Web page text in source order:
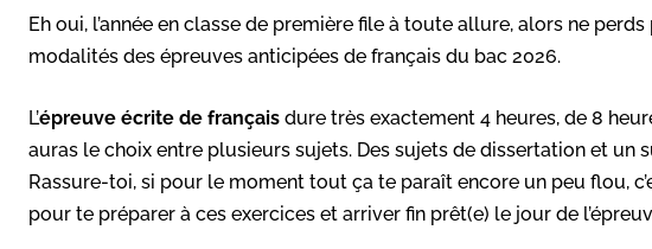
Eh oui, l’année en classe de première file à toute allure, alors ne
modalités des épreuves anticipées de français du bac 2026.
L’épreuve écrite de français dure très exactement 4 heures, de 8
auras le choix entre plusieurs sujets. Des sujets de dissertation et un
Rassure-toi, si pour le moment tout ça te paraît encore un peu flou,
pour te préparer à ces exercices et arriver fin prêt(e) le jour de